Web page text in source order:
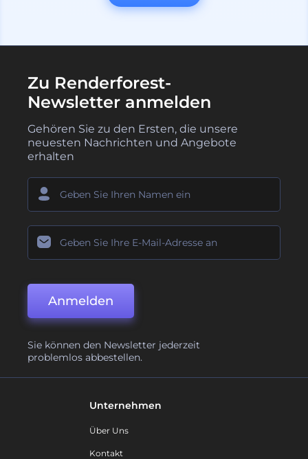
Zu Renderforest-
Newsletter anmelden
Gehören Sie zu den Ersten, die unsere
neuesten Nachrichten und Angebote
erhalten
Anmelden
Sie können den Newsletter jederzeit
problemlos abbestellen.
Unternehmen
Über Uns
Kontakt